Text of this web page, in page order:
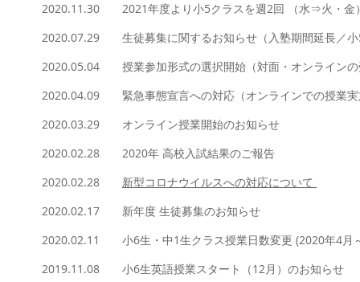
2020.11.30
2021年度より小5クラスを週2回 （水⇒火・金
2020.07.29
生徒募集に関するお知らせ（入塾期間延長／
2020.05.04
授業参加形式の選択開始（対面・オンライン
2020.04.09
緊急事態宣言への対応（オンラインでの授業
2020.03.29 オンライン授業開始のお知らせ
2020.02.28
2020年 高校入試結果のご報告
2020.02.28
新型コロナウイルスへの対応について
2020.02.17
新年度 生徒募集のお知らせ
2020.02.11
小6生・中1生クラス授業日数変更 (2020年4月
2019.11.08 小6生英語授業スタート（12月）のお知らせ